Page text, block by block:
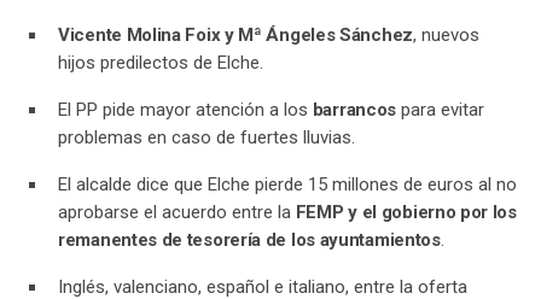
Vicente Molina Foix y Mª Ángeles Sánchez, nuevos
hijos predilectos de Elche.
El PP pide mayor atención a los barrancos para evitar
problemas en caso de fuertes lluvias.
El alcalde dice que Elche pierde 15 millones de euros al no
aprobarse el acuerdo entre la FEMP y el gobierno por los
remanentes de tesorería de los ayuntamientos.
Inglés, valenciano, español e italiano, entre la oferta